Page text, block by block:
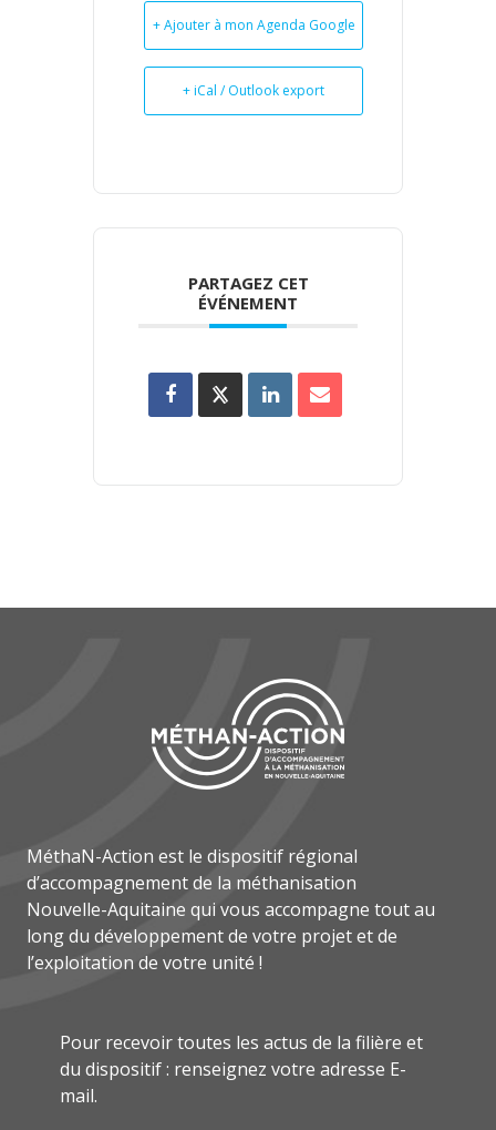
+ Ajouter à mon Agenda Google
+ iCal / Outlook export
PARTAGEZ CET
ÉVÉNEMENT
MéthaN-Action est le dispositif régional
d’accompagnement de la méthanisation
Nouvelle-Aquitaine qui vous accompagne tout au
long du développement de votre projet et de
l’exploitation de votre unité !
Pour recevoir toutes les actus de la filière et
du dispositif : renseignez votre adresse E-
mail.